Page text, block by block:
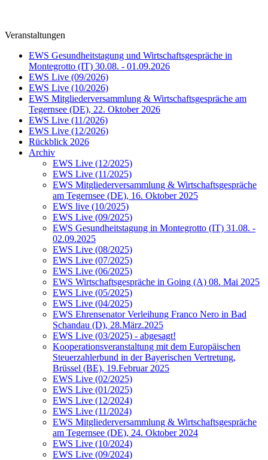
Veranstaltungen
EWS Gesundheitstagung und Wirtschaftsgespräche in
Montegrotto (IT) 30.08. - 01.09.2026
EWS Live (09/2026)
EWS Live (10/2026)
EWS Mitgliederversammlung & Wirtschaftsgespräche am
Tegernsee (DE), 22. Oktober 2026
EWS Live (11/2026)
EWS Live (12/2026)
Rückblick 2026
Archiv
EWS Live (12/2025)
EWS Live (11/2025)
EWS Mitgliederversammlung & Wirtschaftsgespräche
am Tegernsee (DE), 16. Oktober 2025
EWS live (10/2025)
EWS Live (09/2025)
EWS Gesundheitstagung in Montegrotto (IT) 31.08. -
02.09.2025
EWS Live (08/2025)
EWS Live (07/2025)
EWS Live (06/2025)
EWS Wirtschaftsgespräche in Going (A) 08. Mai 2025
EWS Live (05/2025)
EWS Live (04/2025)
EWS Ehrensenator Verleihung Franco Nero in Bad
Schandau (D), 28.März.2025
EWS Live (03/2025) - abgesagt!
Kooperationsveranstaltung mit dem Europäischen
Steuerzahlerbund in der Bayerischen Vertretung,
Brüssel (BE), 19.Februar 2025
EWS Live (02/2025)
EWS Live (01/2025)
EWS Live (12/2024)
EWS Live (11/2024)
EWS Mitgliederversammlung & Wirtschaftsgespräche
am Tegernsee (DE), 24. Oktober 2024
EWS Live (10/2024)
EWS Live (09/2024)